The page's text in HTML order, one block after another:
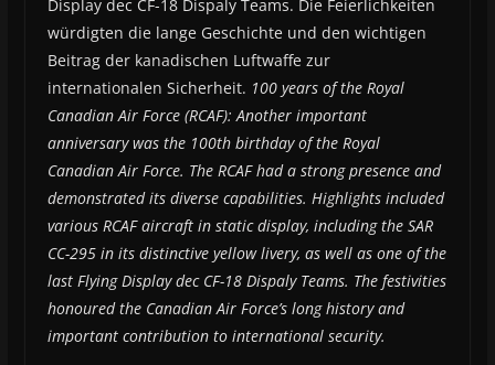
Display dec CF-18 Dispaly Teams. Die Feierlichkeiten
würdigten die lange Geschichte und den wichtigen
Beitrag der kanadischen Luftwaffe zur
internationalen Sicherheit. 100 years of the Royal
Canadian Air Force (RCAF): Another important
anniversary was the 100th birthday of the Royal
Canadian Air Force. The RCAF had a strong presence and
demonstrated its diverse capabilities. Highlights included
various RCAF aircraft in static display, including the SAR
CC-295 in its distinctive yellow livery, as well as one of the
last Flying Display dec CF-18 Dispaly Teams. The festivities
honoured the Canadian Air Force’s long history and
important contribution to international security.